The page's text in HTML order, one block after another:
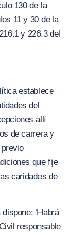
130 de la
11 y 30 de la
y 226.3 del
establece
del
allí
de carrera y
que fije
caridades de
‘Habrá
responsable